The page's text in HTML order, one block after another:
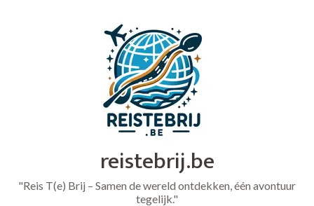
reistebrij.be
"Reis T(e) Brij – Samen de wereld ontdekken, één avontuur
tegelijk."